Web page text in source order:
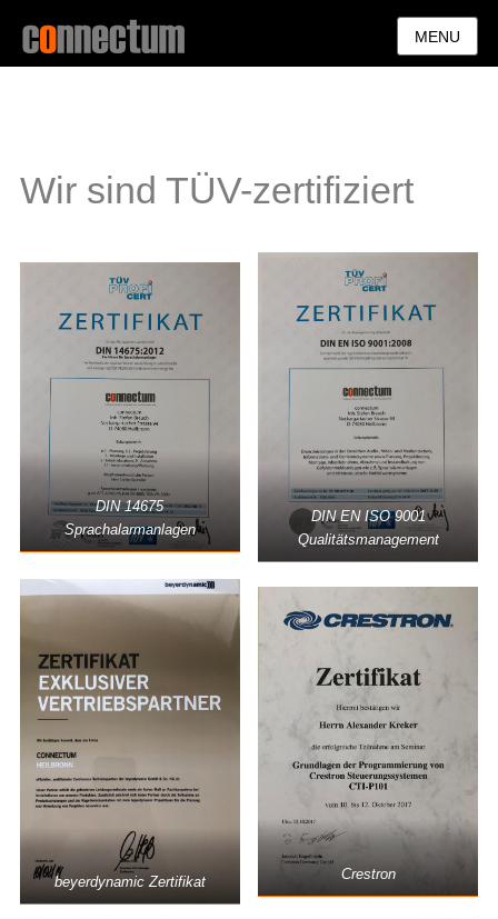
MENU
Wir sind TÜV-zertifiziert
DIN 14675
Sprachalarmanlagen
DIN EN ISO 9001
Qualitätsmanagement
beyerdynamic Zertifikat Crestron